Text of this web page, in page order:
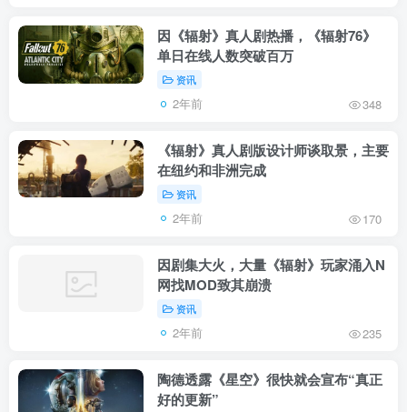
因《辐射》真人剧热播，《辐射76》
单日在线人数突破百万
资讯
2年前 348
《辐射》真人剧版设计师谈取景，主要
在纽约和非洲完成
资讯
2年前 170
因剧集大火，大量《辐射》玩家涌入N
网找MOD致其崩溃
资讯
2年前 235
陶德透露《星空》很快就会宣布“真正
好的更新”